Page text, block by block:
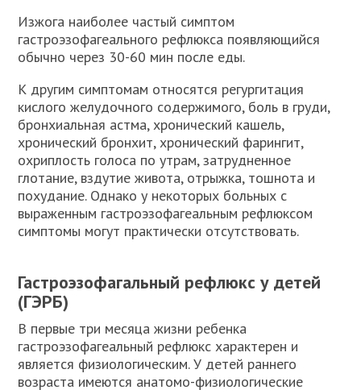
Изжога наиболее частый симптом
гастроэзофагеального рефлюкса появляющийся
обычно через 30-60 мин после еды.
К другим симптомам относятся регургитация
кислого желудочного содержимого, боль в груди,
бронхиальная астма, хронический кашель,
хронический бронхит, хронический фарингит,
охриплость голоса по утрам, затрудненное
глотание, вздутие живота, отрыжка, тошнота и
похудание. Однако у некоторых больных с
выраженным гастроэзофагеальным рефлюксом
симптомы могут практически отсутствовать.
Гастроэзофагальный рефлюкс у детей
(ГЭРБ)
В первые три месяца жизни ребенка
гастроэзофагеальный рефлюкс характерен и
является физиологическим. У детей раннего
возраста имеются анатомо-физиологические